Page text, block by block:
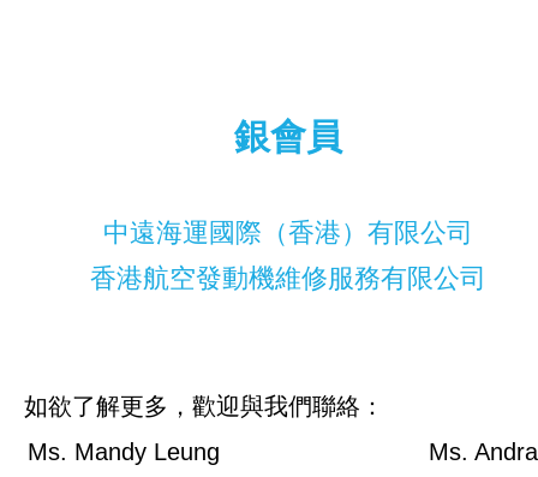
銀會員
中遠海運國際（香港）有限公司
香港航空發動機維修服務有限公司
如欲了解更多，歡迎與我們聯絡：
Ms. Mandy Leung
Ms.